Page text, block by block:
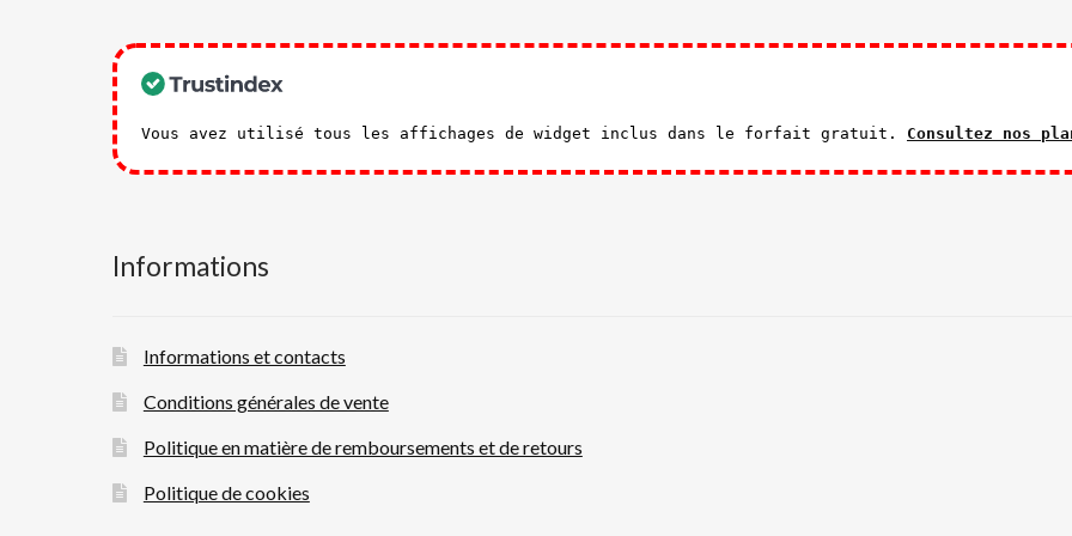
Vous avez utilisé tous les affichages de widget inclus dans le forfait gratuit. Consultez nos
Informations
Informations et contacts
Conditions générales de vente
Politique en matière de remboursements et de retours
Politique de cookies